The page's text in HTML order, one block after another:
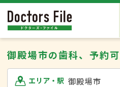
御殿場市の歯科、予約可
エリア・駅 御殿場市